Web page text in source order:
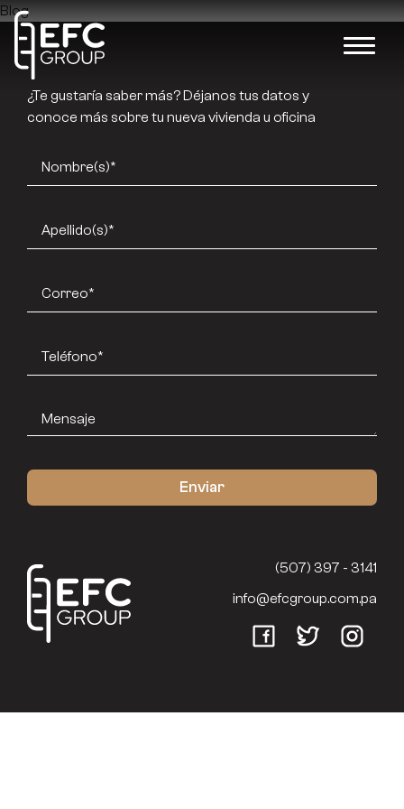
Blog
(507) 397 - 3141
info@efcgroup.com.pa
¿Te gustaría saber más? Déjanos tus datos y
conoce más sobre tu nueva vivienda u oficina